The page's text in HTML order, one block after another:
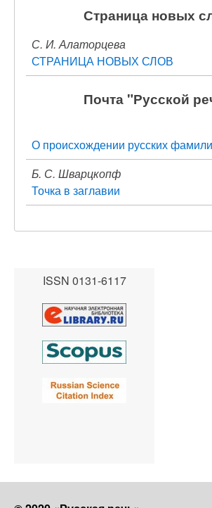
Страница новых
С. И. Алаторцева
СТРАНИЦА НОВЫХ СЛОВ
Почта "Русской
О происхождении русских
Б. С. Шварцкопф
Точка в заглавии
ISSN 0131-6117